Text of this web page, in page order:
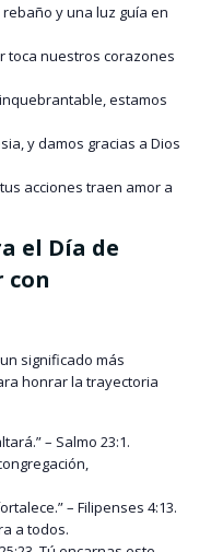
y una luz guía en
toca nuestros corazones
estamos
y damos gracias a Dios
acciones traen amor a
el Día de
con
significado más
honrar la trayectoria
– Salmo 23:1.
– Filipenses 4:13.
a todos.